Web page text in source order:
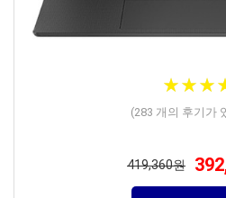
★★★
★★★
(283 개의 후기가
419,360원